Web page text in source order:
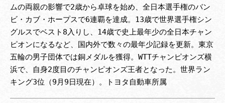
ムの両親の影響で2歳から卓球を始め、全日本選手権のバン
ビ・カブ・ホープスで6連覇を達成。13歳で世界選手権シン
グルスでベスト8入りし、14歳で史上最年少の全日本チャン
ピオンになるなど、国内外で数々の最年少記録を更新。東京
五輪の男子団体では銅メダルを獲得。WTTチャンピオンズ横
浜で、自身2度目のチャンピオンズ王者となった。世界ラン
キング3位（9月9日現在）。トヨタ自動車所属